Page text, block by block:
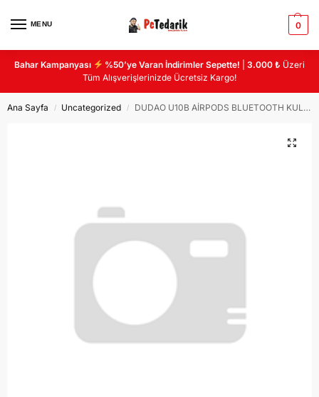
MENU 0
Bahar Kampanyası %50’ye Varan İndirimler Sepette! |3.000 ₺ Üzeri
Tüm Alışverişlerinizde Ücretsiz Kargo!
Ana Sayfa / Uncategorized / DUDAO U10B AİRPODS BLUETOOTH KULAKLIK